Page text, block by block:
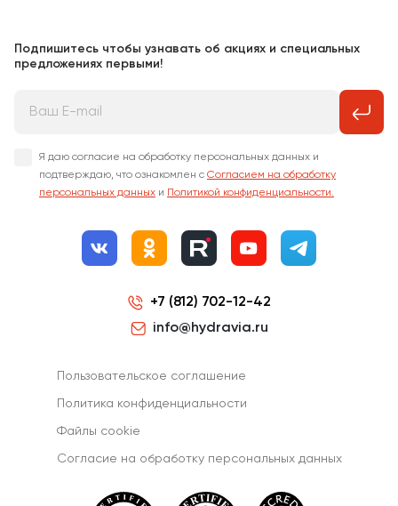
Подпишитесь чтобы узнавать об акциях и специальных
предложениях первыми!
Я даю согласие на обработку персональных данных и
подтверждаю, что ознакомлен с Согласием на обработку
персональных данных и Политикой конфиденциальности.
+7 (812) 702-12-42
info@hydravia.ru
Пользовательское соглашение
Политика конфиденциальности
Файлы cookie
Согласиe на обработку персональных данных